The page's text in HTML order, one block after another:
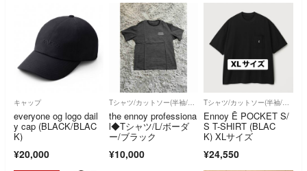
キャップ
everyone og logo dail
y cap (BLACK/BLAC
K)
¥20,000
Tシャツ/カットソー(半袖/袖なし)
the ennoy professiona
l◆Tシャツ/L/ボーダ
ー/ブラック
¥10,000
Tシャツ/カットソー(半袖/袖なし)
Ennoy Ē POCKET S/
S T-SHIRT (BLAC
K) XLサイズ
¥24,550